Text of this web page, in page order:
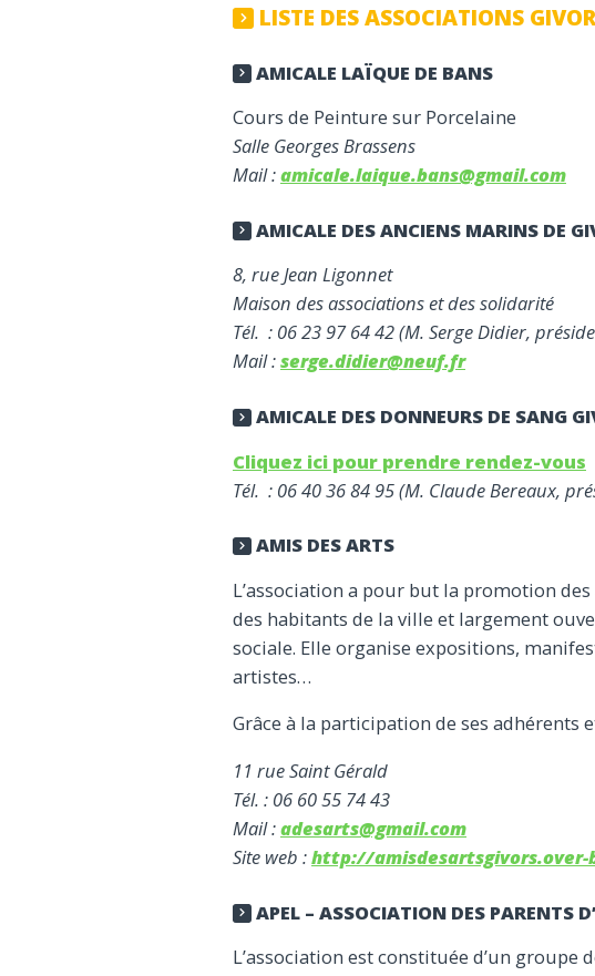
LISTE DES ASSOCIATIONS
AMICALE LAÏQUE DE BANS
Cours de Peinture sur Porcelaine
Salle Georges Brassens
Mail :amicale.laique.bans@gmail.com
AMICALE DES ANCIENS MARINS DE
8, rue Jean Ligonnet
Maison des associations et des solidarité
Tél. : 06 23 97 64 42 (M. Serge Didier,
Mail :serge.didier@neuf.fr
AMICALE DES DONNEURS DE SANG
Cliquez ici pour prendre rendez-vous
Tél. : 06 40 36 84 95 (M. Claude Bereaux,
AMIS DES ARTS
L’association a pour but la promotion
des habitants de la ville et largement
sociale. Elle organise expositions,
artistes…
Grâce à la participation de ses adhérents
11 rue Saint Gérald
Tél. : 06 60 55 74 43
Mail :adesarts@gmail.com
Site web :http://amisdesartsgivors.over-
APEL – ASSOCIATION DES PARENTS
L’association est constituée d’un